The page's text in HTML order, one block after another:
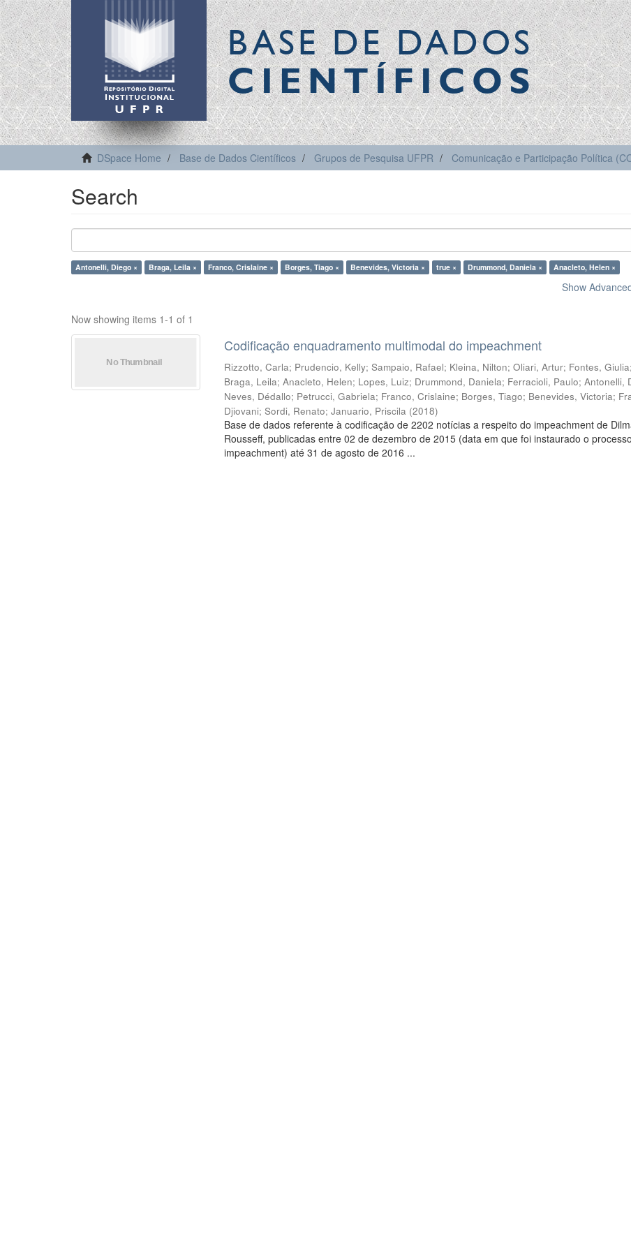
BASE DE DADOS
CIENTÍFICOS
DSpace Home Base de Dados Científicos Grupos de Pesquisa UFPR Comunicação e Participação Política
Search
Antonelli, Diego × Braga, Leila × Franco, Crislaine × Borges, Tiago × Benevides, Victoria × true × Drummond, Daniela × Anacleto, Helen ×
Show
Now showing items 1-1 of 1
Codificação enquadramento multimodal do impeachment
Rizzotto, Carla; Prudencio, Kelly;Sampaio, Rafael; Kleina, Nilton;Oliari, Artur; Fontes, Giulia;
Braga, Leila;Anacleto, Helen; Lopes, Luiz; Drummond, Daniela; Ferracioli, Paulo;Antonelli,
Neves, Dédallo; Petrucci, Gabriela; Franco, Crislaine; Borges, Tiago; Benevides, Victoria;
Djiovani;Sordi, Renato;Januario, Priscila (2018)
Base de dados referente à codificação de 2202 notícias a respeito do impeachment de
Rousseff, publicadas entre 02 de dezembro de 2015 (data em que foi instaurado o
impeachment) até 31 de agosto de 2016 ...